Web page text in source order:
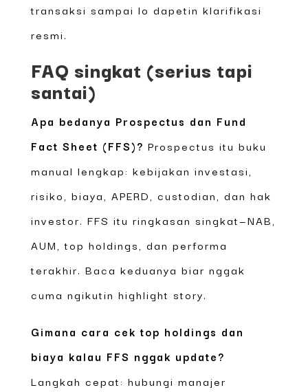
transaksi sampai lo dapetin klarifikasi
resmi.
FAQ singkat (serius tapi
santai)
Apa bedanya Prospectus dan Fund
Fact Sheet (FFS)? Prospectus itu buku
manual lengkap: kebijakan investasi,
risiko, biaya, APERD, custodian, dan hak
investor. FFS itu ringkasan singkat—NAB,
AUM, top holdings, dan performa
terakhir. Baca keduanya biar nggak
cuma ngikutin highlight story.
Gimana cara cek top holdings dan
biaya kalau FFS nggak update?
Langkah cepat: hubungi manajer